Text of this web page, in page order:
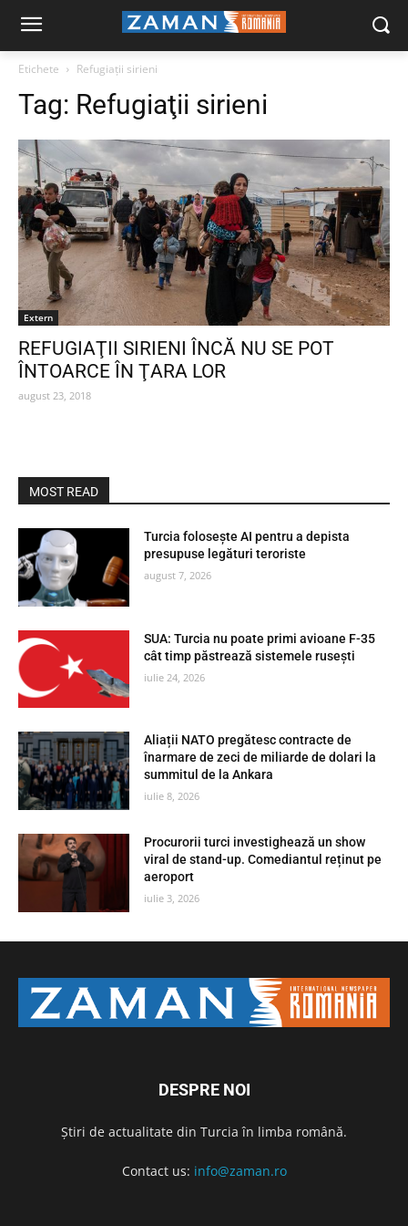
Etichete Refugiaţii sirieni
Tag: Refugiaţii sirieni
Extern
REFUGIAŢII SIRIENI ÎNCĂ NU SE POT
ÎNTOARCE ÎN ŢARA LOR
august 23, 2018
MOST READ
Turcia folosește AI pentru a depista
presupuse legături teroriste
august 7, 2026
SUA: Turcia nu poate primi avioane F-35
cât timp păstrează sistemele rusești
iulie 24, 2026
Aliații NATO pregătesc contracte de
înarmare de zeci de miliarde de dolari la
summitul de la Ankara
iulie 8, 2026
Procurorii turci investighează un show
viral de stand-up. Comediantul reținut pe
aeroport
iulie 3, 2026
DESPRE NOI
Știri de actualitate din Turcia în limba română.
Contact us: info@zaman.ro